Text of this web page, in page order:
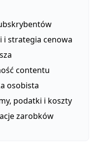
i strategia cenowa
contentu
osobista
podatki i koszty
zarobków